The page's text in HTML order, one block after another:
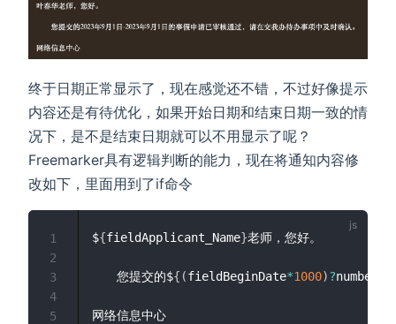
终于日期正常显示了，现在感觉还不错，不过好像提示
内容还是有待优化，如果开始日期和结束日期一致的情
况下，是不是结束日期就可以不用显示了呢？
Freemarker具有逻辑判断的能力，现在将通知内容修
改如下，里面用到了if命令
${fieldApplicant_Name}老师，您好。
您提交的${ (fieldBeginDate*1000)?
1
2
3
4
5